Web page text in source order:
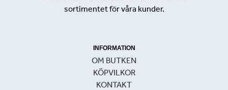
sortimentet för våra kunder.
INFORMATION
OM BUTKEN
KÖPVILKOR
KONTAKT